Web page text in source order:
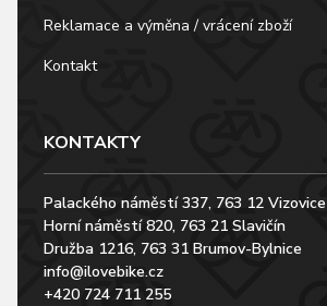
Reklamace a výměna / vrácení zboží
Kontakt
KONTAKTY
Palackého náměstí 337, 763 12 Vizovice
Horní náměstí 820, 763 21 Slavičín
Družba 1216, 763 31 Brumov-Bylnice
info@ilovebike.cz
+420 724 711 255